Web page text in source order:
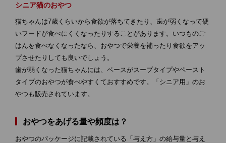
シニア猫のおやつ
猫ちゃんは7歳くらいから食欲が落ちてきたり、歯が弱くなって硬
いフードが食べにくくなったりすることがあります。いつものご
はんを食べなくなったなら、おやつで栄養を補ったり食欲をアッ
プさせたりしても良いでしょう。
歯が弱くなった猫ちゃんには、ベースがスープタイプやペースト
タイプのおやつが食べやすくておすすめです。「シニア用」のお
やつも販売されています。
おやつをあげる量や頻度は？
おやつのパッケージに記載されている「与え方」の給与量と与え